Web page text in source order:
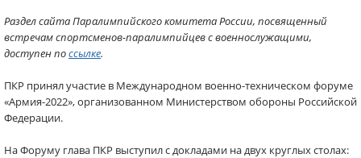
Раздел сайта Паралимпийского комитета России, посвященный
встречам спортсменов-паралимпийцев с военнослужащими,
доступен поссылке.
ПКР принял участие в Международном военно-техническом форуме
«Армия-2022», организованном Министерством обороны Российской
Федерации.
На Форуму глава ПКР выступил с докладами на двух круглых столах: